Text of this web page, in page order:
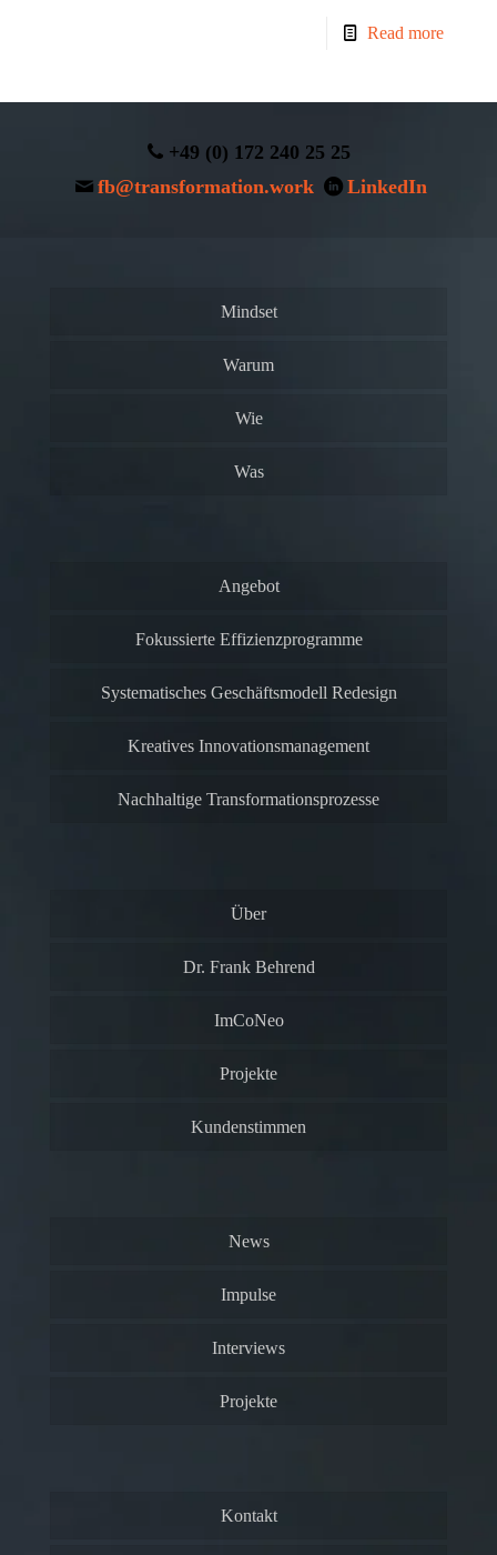
Read more
+49 (0) 172 240 25 25
fb@transformation.work
LinkedIn
Mindset
Warum
Wie
Was
Angebot
Fokussierte Effizienzprogramme
Systematisches Geschäftsmodell Redesign
Kreatives Innovationsmanagement
Nachhaltige Transformationsprozesse
Über
Dr. Frank Behrend
ImCoNeo
Projekte
Kundenstimmen
News
Impulse
Interviews
Projekte
Kontakt